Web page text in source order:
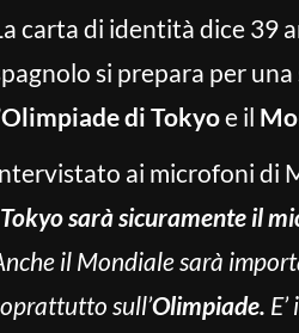
carta di identità dice 39
si prepara per
Olimpiade di Tokyoe il
ai microfoni di
Tokyo sarà sicuramente il
il Mondiale sarà
sull’Olimpiade.